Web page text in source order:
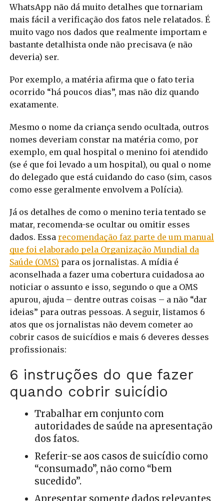
WhatsApp não dá muito detalhes que tornariam
mais fácil a verificação dos fatos nele relatados. É
muito vago nos dados que realmente importam e
bastante detalhista onde não precisava (e não
deveria) ser.
Por exemplo, a matéria afirma que o fato teria
ocorrido “há poucos dias”, mas não diz quando
exatamente.
Mesmo o nome da criança sendo ocultada, outros
nomes deveriam constar na matéria como, por
exemplo, em qual hospital o menino foi atendido
(se é que foi levado a um hospital), ou qual o nome
do delegado que está cuidando do caso (sim, casos
como esse geralmente envolvem a Polícia).
Já os detalhes de como o menino teria tentado se
matar, recomenda-se ocultar ou omitir esses
dados. Essa recomendação faz parte de um manual
que foi elaborado pela Organização Mundial da
Saúde (OMS) para os jornalistas. A mídia é
aconselhada a fazer uma cobertura cuidadosa ao
noticiar o assunto e isso, segundo o que a OMS
apurou, ajuda – dentre outras coisas – a não “dar
ideias” para outras pessoas. A seguir, listamos 6
atos que os jornalistas não devem cometer ao
cobrir casos de suicídios e mais 6 deveres desses
profissionais:
6 instruções do que fazer
quando cobrir suicídio
Trabalhar em conjunto com
autoridades de saúde na apresentação
dos fatos.
Referir-se aos casos de suicídio como
“consumado”, não como “bem
sucedido”.